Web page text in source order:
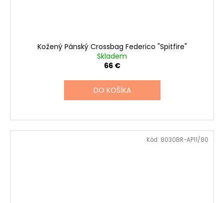
Kožený Pánský Crossbag Federico "Spitfire"
Skladem
66 €
DO KOŠÍKA
Kód: 8030BR-AP11/80